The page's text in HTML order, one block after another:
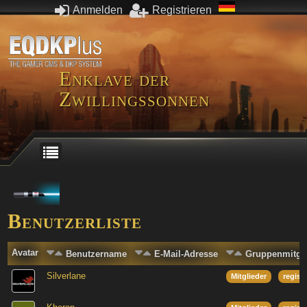
Anmelden Registrieren
Enklave der
Zwillingssonnen
Benutzerliste
Avatar Benutzername E-Mail-Adresse
Silverlane Mitglieder